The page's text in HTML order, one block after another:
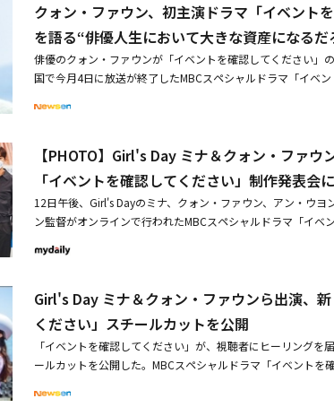
提供し続けた。（グッドデータコーポレーション調べ）「イ
巻のクオリティで魅了サイコパス殺人犯を描いた傑作『羊た
ブン』等数々のサスペンス・ミステリー作品の系譜に新たな
を設立し韓国サスペンスドラマを牽引してきたCJエンターテ
は、まさに渾身の超一級サスペンス作品。韓国映画史に輝く
引けを取らない緻密な演出と脚本、そして役者たちの見事な
作品賞に輝いた『パラサイト 半地下の家族』や、Netflixでは
が熱狂的ブームを巻き起こすなど、韓流コンテンツの充実ぶ
ーブメントの勢いをますます加速させるのは間違いない！「
新旧実力派が集結！2大役者の激突とともにドラマを盛り上
れたパク・ジュヒョンを抜擢。テレビ番組のPDとして事件
なる謎めいた医師を怪演するのは、「嘘の嘘」「元カレと旅
た。さらに、プレデターの少年時代を演じるのは、「椿の花
ン。子役の域を超えた鳥肌ものの名演技で悪魔の子を体現し
再婚ロマンス 子どもが5人！？」アン・ジェウク、「愛の不
スル～上流階級の妻たち～」チョ・ジェユンら、安定のベテ
ェ・ジニョクと共にゾンビダンスを披露するなど、カメオ出
は、人間との共存を決意したゾンビ。よみがえった当初は話
できなかったが、努力を重ねて人間らしさを身につけた。ゾ
BBクリームや芳香スプレーを使いこなしつつも、大好物のホ
世の中を描き出した本作は、2020 KBS芸能大賞でベストチ
次々と明らかになっていく過去から目が離せない！■リリー
ol.1～62022年1月7日（金）レンタル開始品番：PCBP-
7～122022年2月2日（水）レンタル開始品番：PCBP-74577
ラマ／全24話／レンタル全12巻／日本語字幕発売元：ポニー
(C) 2020 KBS, Contents wavve ＆ SK broadband. All rights
https://welovek.lnk.to/zombiePR・第1話～第12話先行ダウ
第13話～第24話先行ダウンロード配信2021年12月20日（月
スト】キム・ムヨン役：チェ・ジニョク「RUGAL/ルーガル
う名の正義－」（2019）コン・ソンジ役：パク・ジュヒョン
レッスン」（2020）チャ・ドヒョン役：クォン・ファウン「
スル～上流階級の妻たち～」（2018-2019）コン・ソニョン
い、なぜ？」（2018）イ・テギュン役：アン・セハ「先輩、
ボラ役：イム・セジュ「メモリスト」（2020）イ・ソンロク
ださい」（原題）放送日：11月28日、12月5日（日）午後8
(C)2021MBC出演：ミナ（Girl's Day）、クォン・ファウン、
N）、ナム・ギュヒほか脚本：キム・テジュ ※2020年 MBCド
ジフン、イ・ハジュン＜あらすじ＞明るくハキハキした性格
（ミナ）は彼氏のパク・ドギョム（クォン・ファウン）とラ
ズバンドのリーダーをしているドギョムはある日突然ソンイ
う出発当日。待ち合わせ時間に来ないドギョムを置いて、一
た男性を自分に気があると勘違いしたソンイだが、実はツア
だった。そんな中、突然空港にドギョムが現れて。■関連リ
クォン・ファウン、初主演ドラマ「イベント
を語る“俳優人生において大きな資産になるだ
俳優のクォン・ファウンが「イベントを確認してください」
国で今月4日に放送が終了したMBCスペシャルドラマ「イベ
演技のイメージチェンジを成功裏に終えた。クォン・ファ
にした時間が一番長かった作品だけに愛情が大きく、サヨナ
感想を明かした。続けて「作品を準備しながら、パク・ドギ
う、どう表現すればよいか、とても悩んだ。キャラクターが
必ず真正性をもって伝達されるべきだという覚悟で作品に取
た「真夏に熱い情熱を持って良い作品に参加できたという点
り、忘れられない思い出になった。監督とすべてのスタッフ
【PHOTO】Girl's Day ミナ＆クォン・ファウ
「イベントを確認してください」制作発表会
12日午後、Girl's Dayのミナ、クォン・ファウン、アン・ウヨ
ン監督がオンラインで行われたMBCスペシャルドラマ「イベ
り広げられる感性的なトリップメロドラマだ。昨年、MBCド
日から、韓国で放送がスタートする。・Girl's Day ミナ＆ク
ントを確認してください」スチールカットを公開・Girl's Day
マ「イベントを確認してください」予告映像第1弾を公開
Girl's Day ミナ＆クォン・ファウンら出演、
ください」スチールカットを公開
「イベントを確認してください」が、視聴者にヒーリングを
ールカットを公開した。MBCスペシャルドラマ「イベントを
の海と雲一つなく晴れ渡った空、そして緑の草原と暖かい